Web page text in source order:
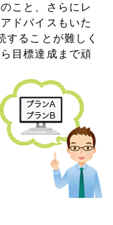
こと、さらにレ
ドバイスもいた
することが難しく
目標達成まで頑